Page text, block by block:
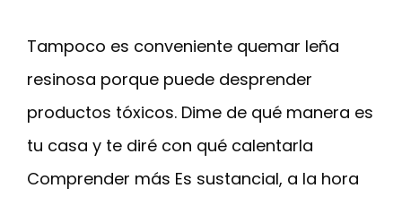
Tampoco es conveniente quemar leña
resinosa porque puede desprender
productos tóxicos. Dime de qué manera es
tu casa y te diré con qué calentarla
Comprender más Es sustancial, a la hora